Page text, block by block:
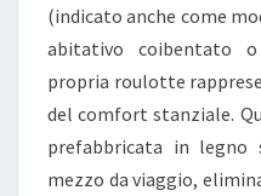
(indicato anche come
abitativo coibentato
propria roulotte
del comfort stanziale.
prefabbricata in legno
mezzo da viaggio,